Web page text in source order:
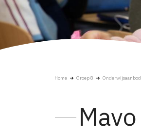
Home Groep 8 Onderwijsaanbod
Mavo